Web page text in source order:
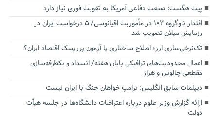
پیت هگست: صنعت دفاعی آمریکا به تقویت فوری نیاز دارد
اقتدار ناوگروه ۱۰۳ در مأموریت‌ اقیانوسی/ ۵ درخواست ایران در
رزمایش میلان تصویب شد
تک‌نرخی‌سازی ارز؛ اصلاح ساختاری یا آزمون پرریسک اقتصاد ایران؟
اعمال محدودیت‌های ترافیکی پایان هفته/ انسداد و یکطرفه‌سازی
مقطعی چالوس و هراز
دیپلمات سابق انگلیس:‌ ترامپ خواهان جنگ با ایران نیست
ارائه گزارش وزیر علوم درباره اعتراضات دانشگاه‌ها در جلسه هیأت
دولت